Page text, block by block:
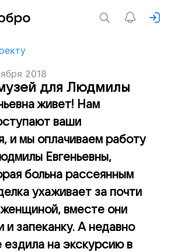
2018
для Людмилы
живет! Нам
ваши
и мы оплачиваем работу
Евгеньевны,
больна рассеянным
ухаживает за почти
вместе они
и запеканку. А недавно
на экскурсию в